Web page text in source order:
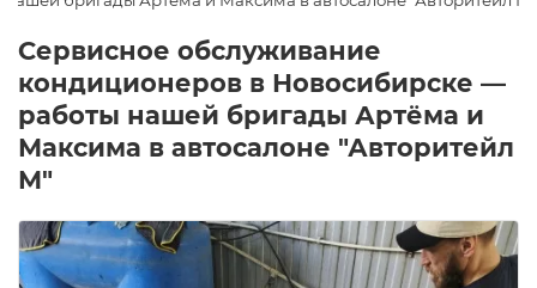
Сервисное обслуживание
кондиционеров в Новосибирске —
работы нашей бригады Артёма и
Максима в автосалоне "Авторитейл
М"